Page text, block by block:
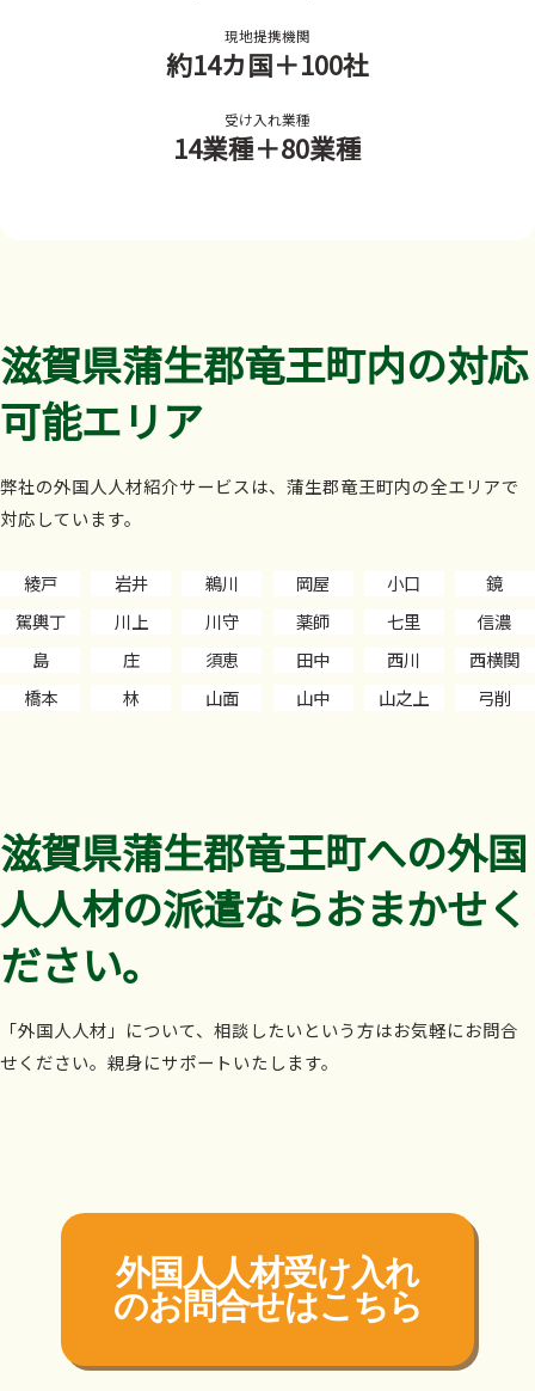
現地提携機関
約14カ国＋100社
受け入れ業種
14業種＋80業種
滋賀県蒲生郡竜王町内の対応
可能エリア
弊社の外国人人材紹介サービスは、蒲生郡竜王町内の全エリアで
対応しています。
綾戸 岩井 鵜川 岡屋 小口
鏡
駕輿丁
川上 川守 薬師 七里
信濃
島
庄 須恵 田中 西川
西横関
橋本
林 山面 山中 山之上 弓削
滋賀県蒲生郡竜王町への外国
人人材の派遣ならおまかせく
ださい。
「外国人人材」について、相談したいという方はお気軽にお問合
せください。親身にサポートいたします。
外国人人材受け入れ
のお問合せはこちら